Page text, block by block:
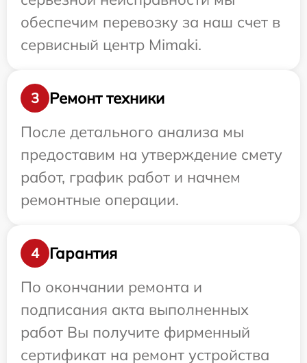
обеспечим перевозку за наш счет в
сервисный центр Mimaki.
3
Ремонт техники
После детального анализа мы
предоставим на утверждение смету
работ, график работ и начнем
ремонтные операции.
4
Гарантия
По окончании ремонта и
подписания акта выполненных
работ Вы получите фирменный
сертификат на ремонт устройства